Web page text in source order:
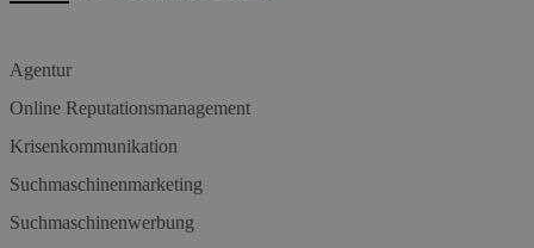
Agentur
Online Reputationsmanagement
Krisenkommunikation
Suchmaschinenmarketing
Suchmaschinenwerbung